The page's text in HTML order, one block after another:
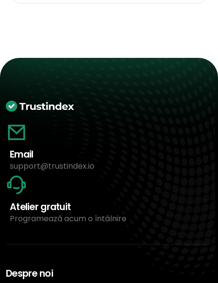
Email
support@trustindex.io
Atelier gratuit
Programează acum o întâlnire
Despre noi